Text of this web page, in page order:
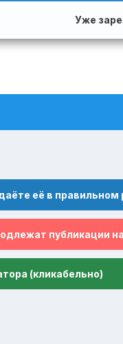
Уже
её в правильном
публикации
(кликабельно)